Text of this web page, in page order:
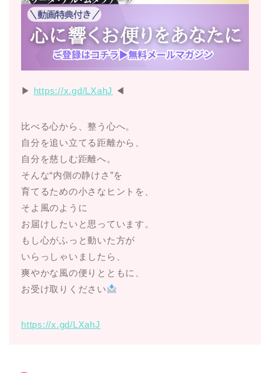
▶︎ https://x.gd/LXahJ ◀︎
比べる心から、整う心へ。
自分を追い立てる距離から、
自分を慈しむ距離へ。
そんな“内側の静けさ”を
育てるための小さなヒントを、
そよ風のように
お届けしたいと思っています。
もし心がふっと動いた方が
いらっしゃいましたら、
爽やかな風の便りとともに、
お受け取りください
https://x.gd/LXahJ